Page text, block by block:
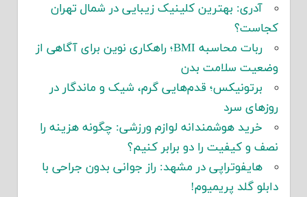
آدری: بهترین کلینیک زیبایی در شمال تهران
کجاست؟
ربات محاسبه BMI؛ راهکاری نوین برای آگاهی از
وضعیت سلامت بدن
برتونیکس؛ قدم‌هایی گرم، شیک و ماندگار در
روزهای سرد
خرید هوشمندانه لوازم ورزشی: چگونه هزینه را
نصف و کیفیت را دو برابر کنیم؟
هایفوتراپی در مشهد: راز جوانی بدون جراحی با
دابلو گلد پریمیوم!